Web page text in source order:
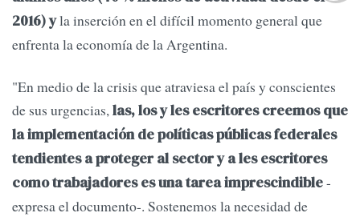
2016) yla inserción en el difícil momento general que
enfrenta la economía de la Argentina.
"En medio de la crisis que atraviesa el país y conscientes
de sus urgencias,las, los y les escritores creemos que
la implementación de políticas públicas federales
tendientes a proteger al sector y a les escritores
como trabajadores es una tarea imprescindible-
expresa el documento-. Sostenemos la necesidad de